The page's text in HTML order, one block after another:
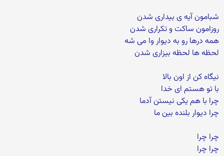
شبامون آیه ی بیداری شدن
روزامون ساکت و تکراری شدن
همه درها رو به دیوار وا می شه
لحظه ها لحظه بیزاری شدن
نیگاه کن از اون بالا
با تو هستم ای خدا
چرا با هم یکی نیستن آدما
چرا دیوار بلنده بین ما
چرا چرا
چرا چرا